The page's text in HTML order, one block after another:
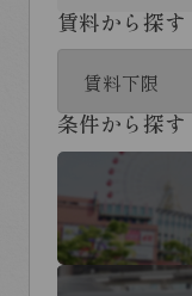
賃料から探す
条件から探す